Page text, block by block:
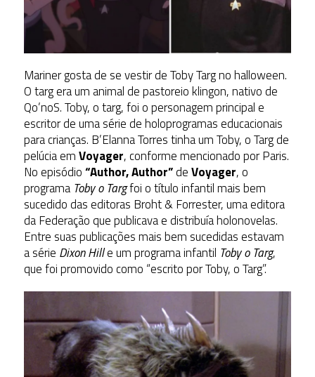
Mariner gosta de se vestir de Toby Targ no halloween.
O targ era um animal de pastoreio klingon, nativo de
Qo’noS. Toby, o targ, foi o personagem principal e
escritor de uma série de holoprogramas educacionais
para crianças. B’Elanna Torres tinha um Toby, o Targ de
pelúcia emVoyager, conforme mencionado por Paris.
No episódio“Author, Author”deVoyager, o
programa Toby o Targfoi o título infantil mais bem
sucedido das editoras Broht & Forrester, uma editora
da Federação que publicava e distribuía holonovelas.
Entre suas publicações mais bem sucedidas estavam
a série Dixon Hille um programa infantil Toby o Targ,
que foi promovido como “escrito por Toby, o Targ”.